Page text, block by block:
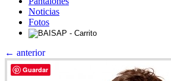
Noticias
Fotos
← anterior
Guardar